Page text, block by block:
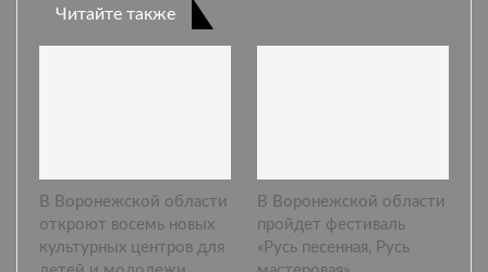
Читайте также
В Воронежской области
откроют восемь новых
культурных центров для
В Воронежской области
пройдет фестиваль
«Русь песенная, Русь